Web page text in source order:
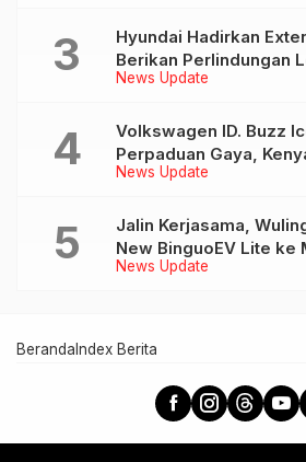
News Update
Hyundai Hadirkan
Berikan Perlindungan
Tiga Produk ini
News Update
Volkswagen ID. Buzz
Perpaduan Gaya,
Teknologi untuk
News Update
Jalin Kerjasama,
New BinguoEV Lite ke
Beranda Index Berita